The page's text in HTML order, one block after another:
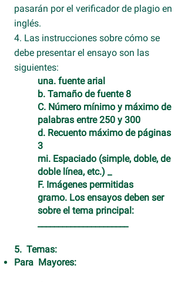
pasarán por el verificador de plagio en
inglés.
4. Las instrucciones sobre cómo se
debe presentar el ensayo son las
siguientes:
una. fuente arial
b. Tamaño de fuente 8
C. Número mínimo y máximo de
palabras entre 250 y 300
d. Recuento máximo de páginas
3
mi. Espaciado (simple, doble, de
doble línea, etc.) _
F. Imágenes permitidas
gramo. Los ensayos deben ser
sobre el tema principal:
______________________
5. Temas:
Para Mayores: